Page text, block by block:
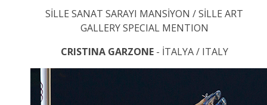
SİLLE SANAT SARAYI MANSİYON / SİLLE ART
GALLERY SPECIAL MENTION
CRISTINA GARZONE- İTALYA / ITALY